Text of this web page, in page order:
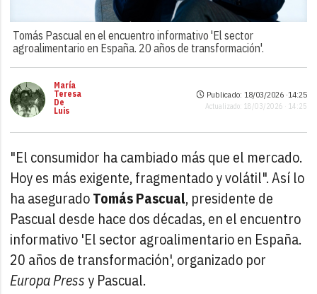
Tomás Pascual en el encuentro informativo 'El sector
agroalimentario en España. 20 años de transformación'.
María
Teresa
De
Luis
Publicado: 18/03/2026 ·14:25
Actualizado: 18/03/2026 · 14:25
"El consumidor ha cambiado más que el mercado.
Hoy es más exigente, fragmentado y volátil". Así lo
ha aseguradoTomás Pascual, presidente de
Pascual desde hace dos décadas, en el encuentro
informativo 'El sector agroalimentario en España.
20 años de transformación', organizado por
Europa Pressy Pascual.